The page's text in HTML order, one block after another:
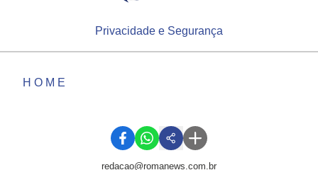
Privacidade e Segurança
HOME
redacao@romanews.com.br